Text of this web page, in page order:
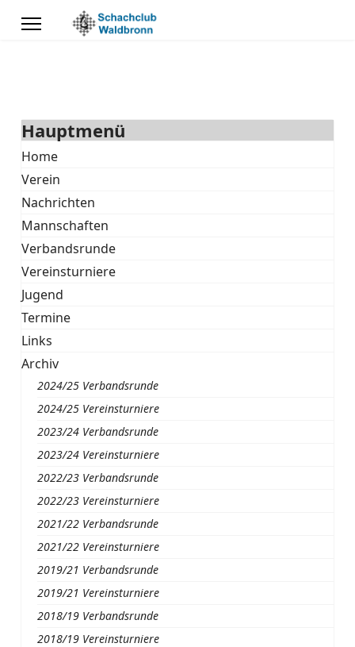
Hauptmenü
Home
Verein
Nachrichten
Mannschaften
Verbandsrunde
Vereinsturniere
Jugend
Termine
Links
Archiv
2024/25 Verbandsrunde
2024/25 Vereinsturniere
2023/24 Verbandsrunde
2023/24 Vereinsturniere
2022/23 Verbandsrunde
2022/23 Vereinsturniere
2021/22 Verbandsrunde
2021/22 Vereinsturniere
2019/21 Verbandsrunde
2019/21 Vereinsturniere
2018/19 Verbandsrunde
2018/19 Vereinsturniere